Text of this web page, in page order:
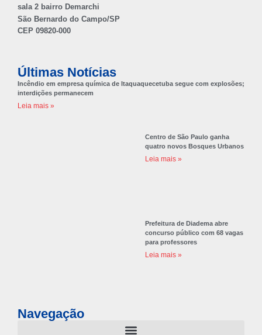
sala 2 bairro Demarchi
São Bernardo do Campo/SP
CEP 09820-000
Últimas Notícias
Incêndio em empresa química de Itaquaquecetuba segue com explosões;
interdições permanecem
Leia mais »
Centro de São Paulo ganha
quatro novos Bosques Urbanos
Leia mais »
Prefeitura de Diadema abre
concurso público com 68 vagas
para professores
Leia mais »
Navegação